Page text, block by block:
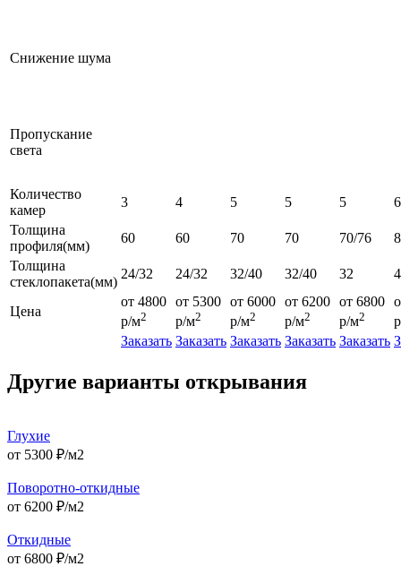
Снижение шума
Пропускание
света
Количество
камер
3 4 5 5 5
6
Толщина
профиля(мм)
60 60 70 70 70/76
Толщина
стеклопакета(мм)
24/32 24/32 32/40 32/40 32
Цена
от 4800
р/м2
от 5300
р/м2
от 6000
р/м2
от 6200
р/м2
от 6800
р/м2
Заказать Заказать Заказать Заказать Заказать
Другие варианты открывания
Глухие
от 5300 ₽/м2
Поворотно-откидные
от 6200 ₽/м2
Откидные
от 6800 ₽/м2